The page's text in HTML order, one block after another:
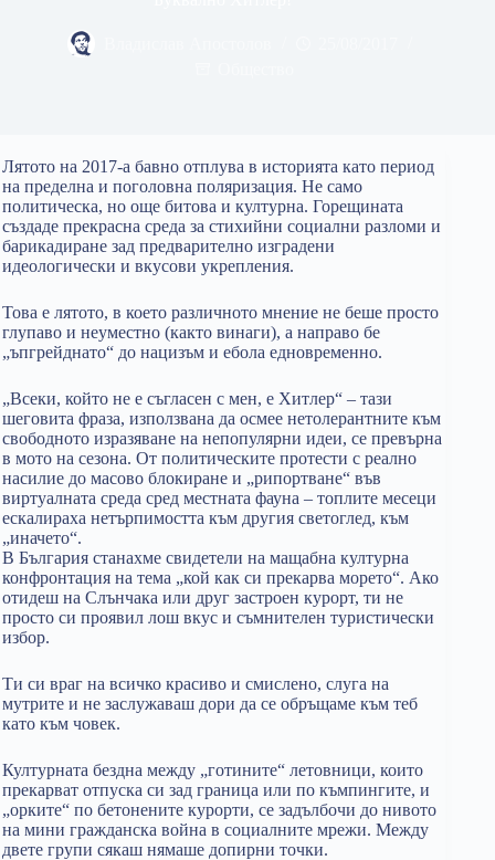
Лятото на 2017-а бавно отплува в историята като период
на пределна и поголовна поляризация. Не само
политическа, но още битова и културна. Горещината
създаде прекрасна среда за стихийни социални разломи и
барикадиране зад предварително изградени
идеологически и вкусови укрепления.
Това е лятото, в което различното мнение не беше просто
глупаво и неуместно (както винаги), а направо бе
„ъпгрейднато“ до нацизъм и ебола едновременно.
„Всеки, който не е съгласен с мен, е Хитлер“ – тази
шеговита фраза, използвана да осмее нетолерантните към
свободното изразяване на непопулярни идеи, се превърна
в мото на сезона. От политическите протести с реално
насилие до масово блокиране и „рипортване“ във
виртуалната среда сред местната фауна – топлите месеци
ескалираха нетърпимостта към другия светоглед, към
„иначето“.
В България станахме свидетели на мащабна културна
конфронтация на тема „кой как си прекарва морето“. Ако
отидеш на Слънчака или друг застроен курорт, ти не
просто си проявил лош вкус и съмнителен туристически
избор.
Ти си враг на всичко красиво и смислено, слуга на
мутрите и не заслужаваш дори да се обръщаме към теб
като към човек.
Културната бездна между „готините“ летовници, които
прекарват отпуска си зад граница или по къмпингите, и
„орките“ по бетонените курорти, се задълбочи до нивото
на мини гражданска война в социалните мрежи. Между
двете групи сякаш нямаше допирни точки.